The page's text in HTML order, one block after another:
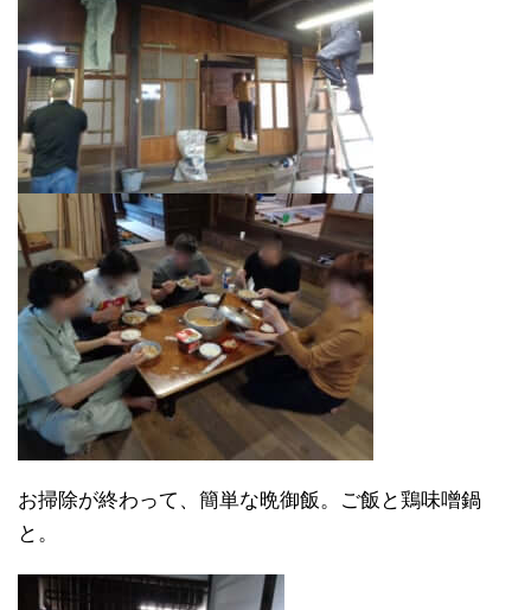
お掃除が終わって、簡単な晩御飯。ご飯と鶏味噌鍋
と。